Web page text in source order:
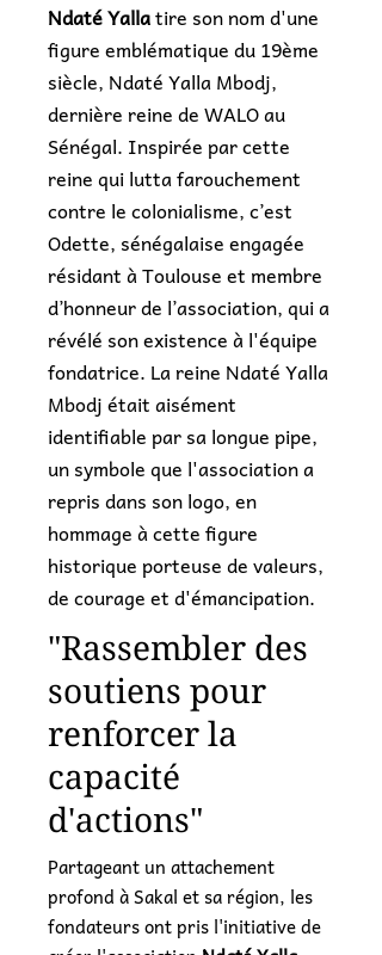
Ndaté Yallatire son nom d'une
figure emblématique du 19ème
siècle, Ndaté Yalla Mbodj,
dernière reine de WALO au
Sénégal. Inspirée par cette
reine qui lutta farouchement
contre le colonialisme, c’est
Odette, sénégalaise engagée
résidant à Toulouse et membre
d’honneur de l’association, qui a
révélé son existence à l'équipe
fondatrice. La reine Ndaté Yalla
Mbodj était aisément
identifiable par sa longue pipe,
un symbole que l'association a
repris dans son logo, en
hommage à cette figure
historique porteuse de valeurs,
de courage et d'émancipation.
"Rassembler des
soutiens pour
renforcer la
capacité
d'actions"
Partageant un attachement
profond à Sakal et sa région, les
fondateurs ont pris l'initiative de